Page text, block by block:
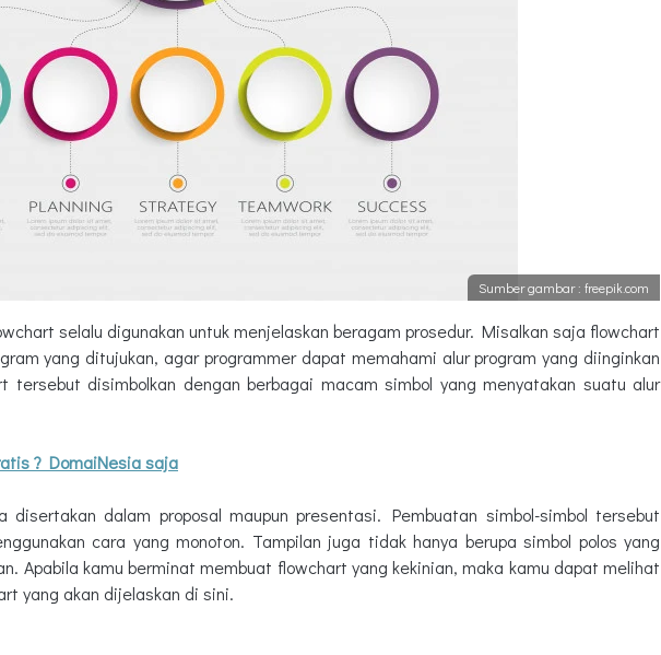
Sumber gambar : freepik.com
selalu digunakan untuk menjelaskan beragam prosedur. Misalkan saja flowchart
yang ditujukan, agar programmer dapat memahami alur program yang diinginkan
tersebut disimbolkan dengan berbagai macam simbol yang menyatakan suatu alur
? DomaiNesia saja
disertakan dalam proposal maupun presentasi. Pembuatan simbol-simbol tersebut
cara yang monoton. Tampilan juga tidak hanya berupa simbol polos yang
Apabila kamu berminat membuat flowchart yang kekinian, maka kamu dapat melihat
yang akan dijelaskan di sini.